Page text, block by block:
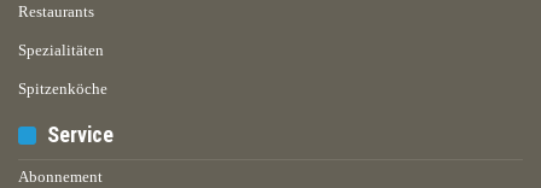
Restaurants
Spezialitäten
Spitzenköche
Service
Abonnement